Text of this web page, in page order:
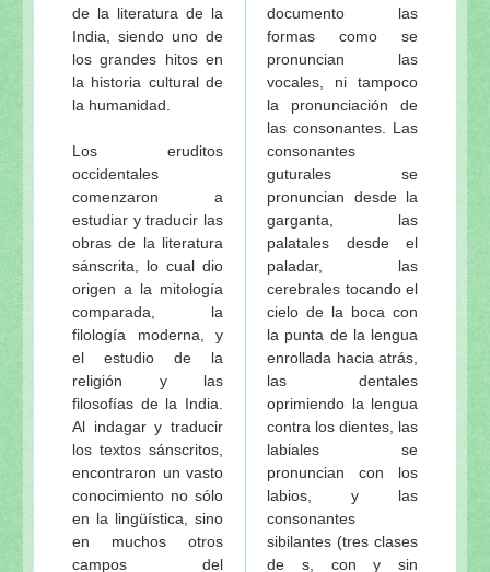
de la literatura de la
India, siendo uno de
los grandes hitos en
la historia cultural de
la humanidad.
Los eruditos
occidentales
comenzaron a
estudiar y traducir las
obras de la literatura
sánscrita, lo cual dio
origen a la mitología
comparada, la
filología moderna, y
el estudio de la
religión y las
filosofías de la India.
Al indagar y traducir
los textos sánscritos,
encontraron un vasto
conocimiento no sólo
en la lingüística, sino
en muchos otros
campos del
documento las
formas como se
pronuncian las
vocales, ni tampoco
la pronunciación de
las consonantes. Las
consonantes
guturales se
pronuncian desde la
garganta, las
palatales desde el
paladar, las
cerebrales tocando el
cielo de la boca con
la punta de la lengua
enrollada hacia atrás,
las dentales
oprimiendo la lengua
contra los dientes, las
labiales se
pronuncian con los
labios, y las
consonantes
sibilantes (tres clases
de s, con y sin